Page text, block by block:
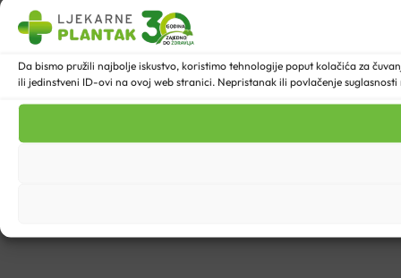
Da bismo pružili najbolje iskustvo, koristimo tehnologije poput kolačića za
ili jedinstveni ID-ovi na ovoj web stranici. Nepristanak ili povlačenje